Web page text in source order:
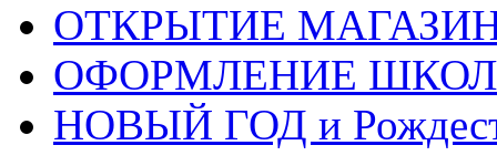
ОТКРЫТИЕ
ОФОРМЛЕНИЕ
НОВЫЙ ГОД и